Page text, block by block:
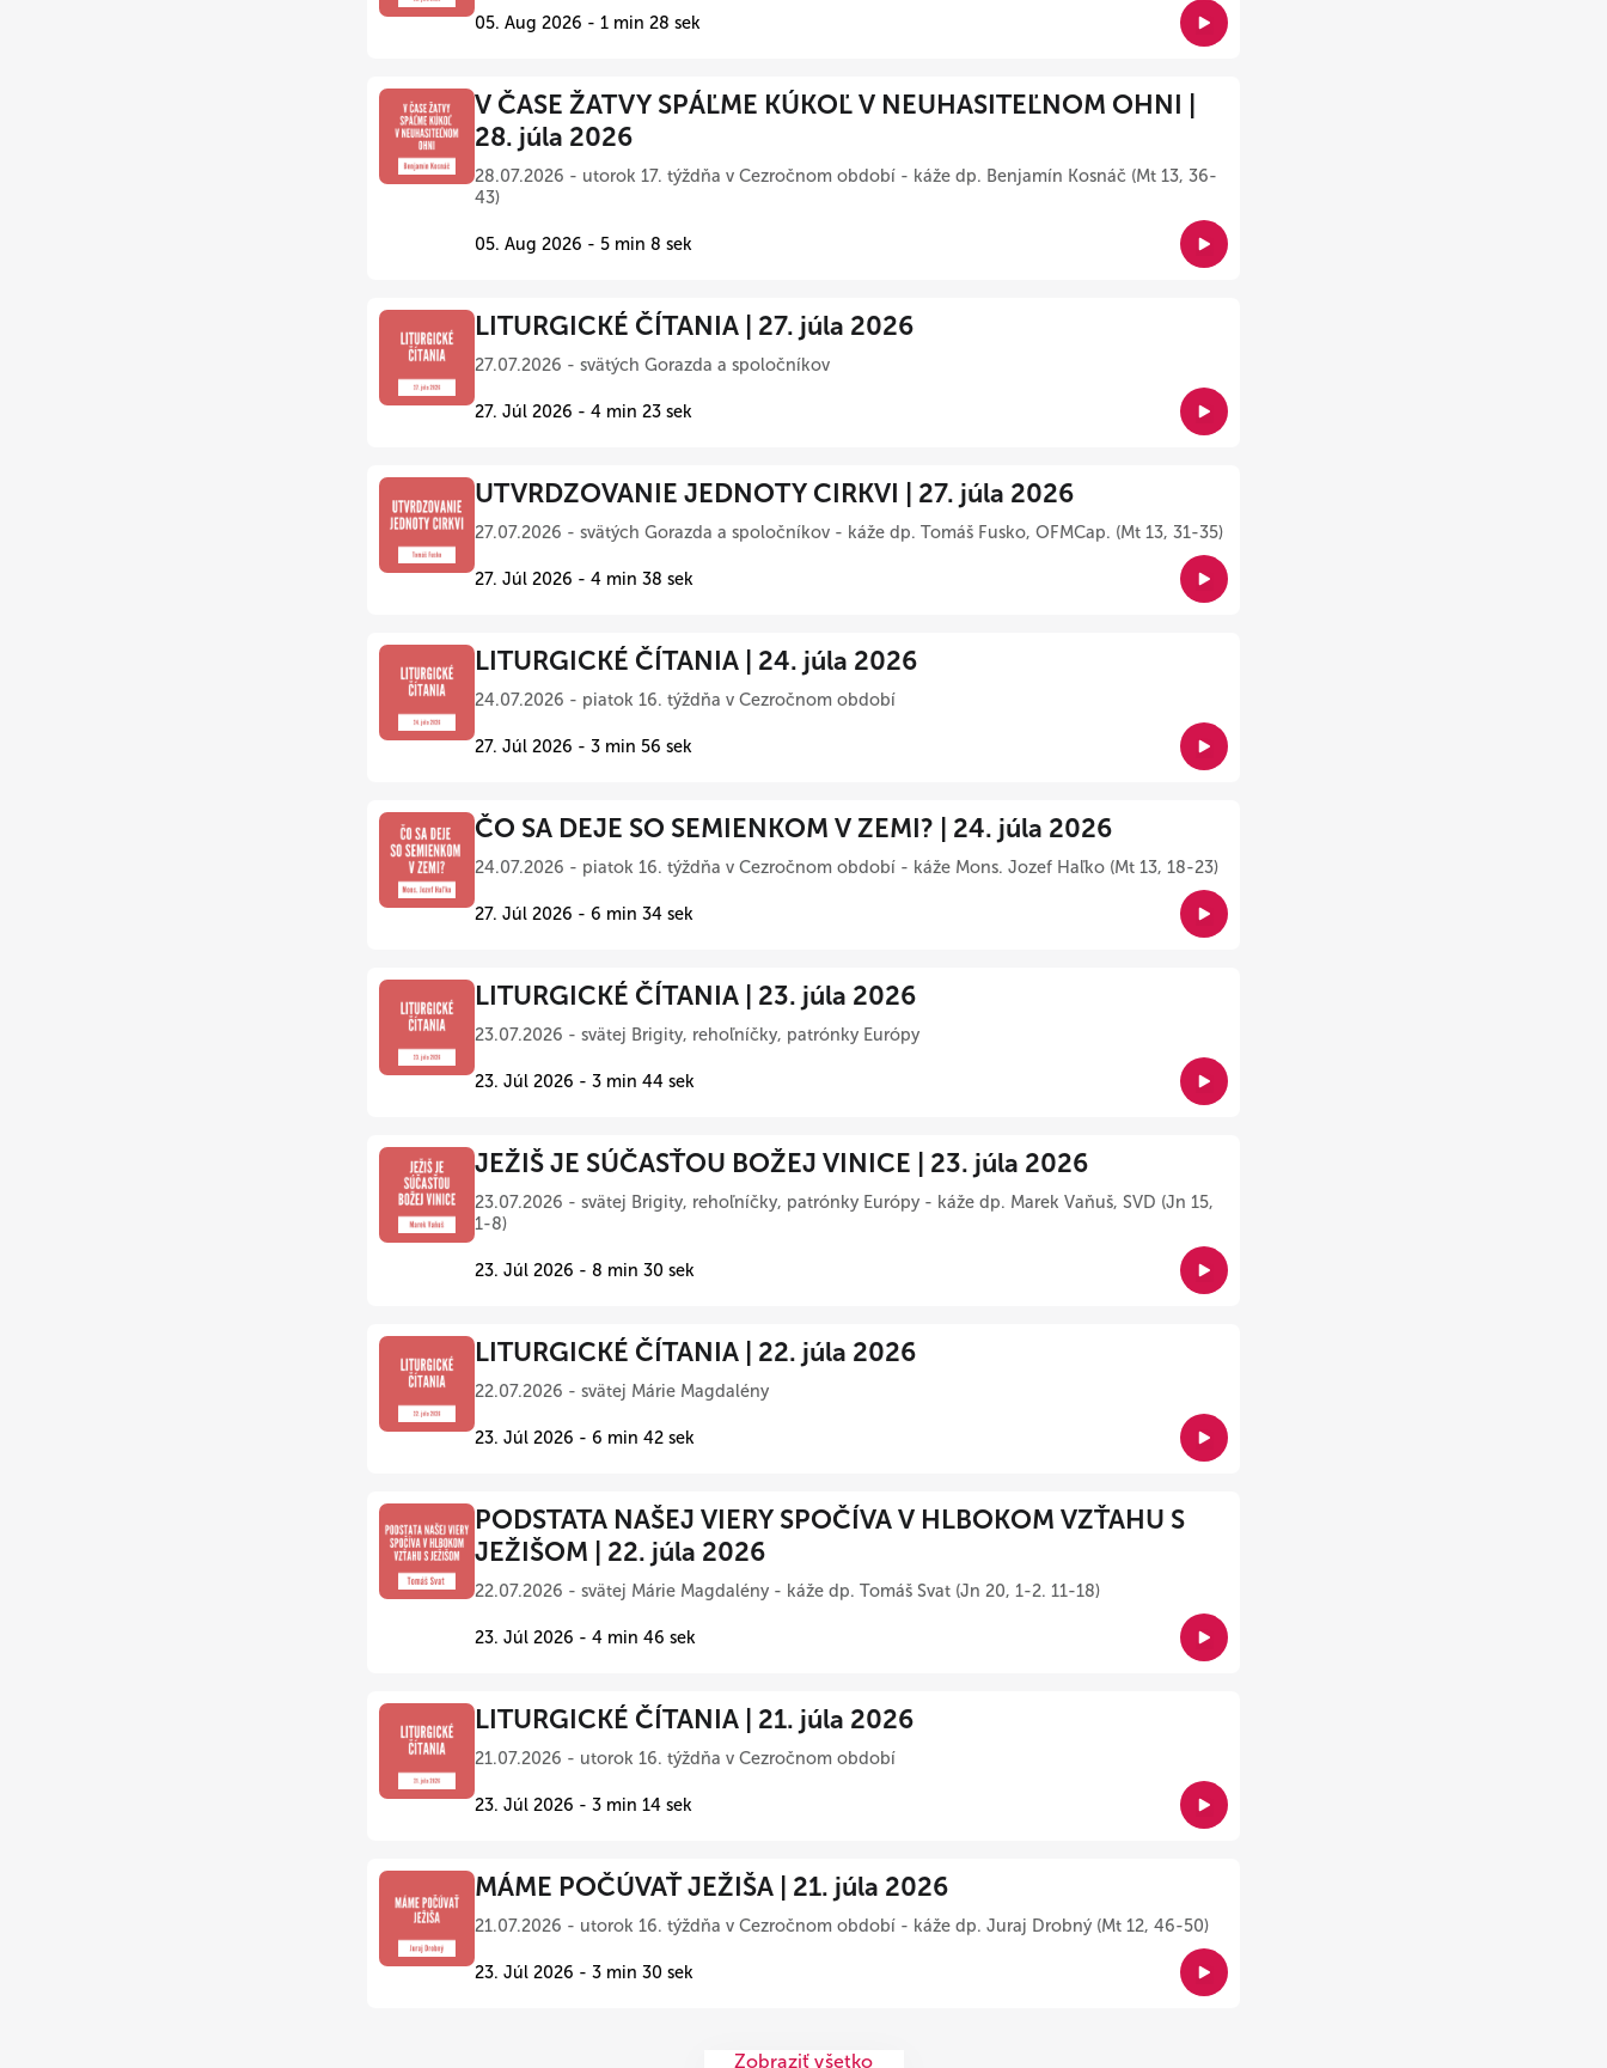
05. Aug 2026 - 1 min 28 sek
V ČASE ŽATVY SPÁĽME KÚKOĽ V NEUHASITEĽNOM OHNI |
28. júla 2026
28.07.2026 - utorok 17. týždňa v Cezročnom období - káže dp. Benjamín Kosnáč (Mt 13, 36-
43)
05. Aug 2026 - 5 min 8 sek
LITURGICKÉ ČÍTANIA | 27. júla 2026
27.07.2026 - svätých Gorazda a spoločníkov
27. Júl 2026 - 4 min 23 sek
UTVRDZOVANIE JEDNOTY CIRKVI | 27. júla 2026
27.07.2026 - svätých Gorazda a spoločníkov - káže dp. Tomáš Fusko, OFMCap. (Mt 13, 31-35)
27. Júl 2026 - 4 min 38 sek
LITURGICKÉ ČÍTANIA | 24. júla 2026
24.07.2026 - piatok 16. týždňa v Cezročnom období
27. Júl 2026 - 3 min 56 sek
ČO SA DEJE SO SEMIENKOM V ZEMI? | 24. júla 2026
24.07.2026 - piatok 16. týždňa v Cezročnom období - káže Mons. Jozef Haľko (Mt 13, 18-23)
27. Júl 2026 - 6 min 34 sek
LITURGICKÉ ČÍTANIA | 23. júla 2026
23.07.2026 - svätej Brigity, rehoľníčky, patrónky Európy
23. Júl 2026 - 3 min 44 sek
JEŽIŠ JE SÚČASŤOU BOŽEJ VINICE | 23. júla 2026
23.07.2026 - svätej Brigity, rehoľníčky, patrónky Európy - káže dp. Marek Vaňuš, SVD (Jn 15,
1-8)
23. Júl 2026 - 8 min 30 sek
LITURGICKÉ ČÍTANIA | 22. júla 2026
22.07.2026 - svätej Márie Magdalény
23. Júl 2026 - 6 min 42 sek
PODSTATA NAŠEJ VIERY SPOČÍVA V HLBOKOM VZŤAHU S
JEŽIŠOM | 22. júla 2026
22.07.2026 - svätej Márie Magdalény - káže dp. Tomáš Svat (Jn 20, 1-2. 11-18)
23. Júl 2026 - 4 min 46 sek
LITURGICKÉ ČÍTANIA | 21. júla 2026
21.07.2026 - utorok 16. týždňa v Cezročnom období
23. Júl 2026 - 3 min 14 sek
MÁME POČÚVAŤ JEŽIŠA | 21. júla 2026
21.07.2026 - utorok 16. týždňa v Cezročnom období - káže dp. Juraj Drobný (Mt 12, 46-50)
23. Júl 2026 - 3 min 30 sek
Zobraziť všetko